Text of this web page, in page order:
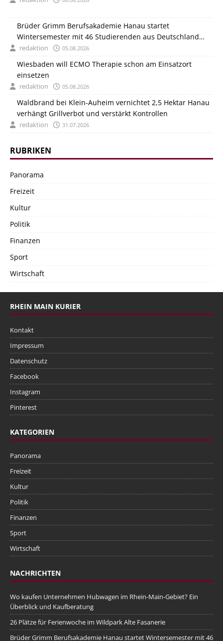
Brüder Grimm Berufsakademie Hanau startet
Wintersemester mit 46 Studierenden aus Deutschland
und Italien
redaktion 05.08.2026
Wiesbaden will ECMO Therapie schon am Einsatzort
einsetzen
redaktion 05.08.2026
Waldbrand bei Klein-Auheim vernichtet 2,5 Hektar Hanau
verhängt Grillverbot und verstärkt Kontrollen
redaktion 31.07.2026
RUBRIKEN
Panorama
Freizeit
Kultur
Politik
Finanzen
Sport
Wirtschaft
RHEIN MAIN KURIER
Kontakt
Impressum
Datenschutz
Facebook
Instagram
Pinterest
KATEGORIEN
Panorama
Freizeit
Kultur
Politik
Finanzen
Sport
Wirtschaft
NACHRICHTEN
Wo kaufen Unternehmen Hubwagen im Rhein-Main-Gebiet? Ein
Überblick und Kaufberatung
26 Plätze für Ferienwoche im Wildpark Alte Fasanerie
Brüder Grimm Berufsakademie Hanau startet Wintersemester mit 46